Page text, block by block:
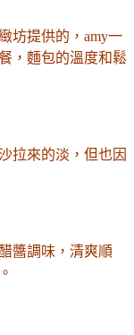
坊提供的，amy一
，麵包的溫度和鬆
拉來的淡，但也因
醬調味，清爽順